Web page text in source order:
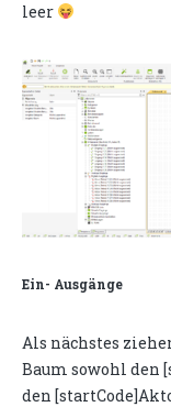
leer
Ein- Ausgänge
Als nächstes
Baum sowohl den
den